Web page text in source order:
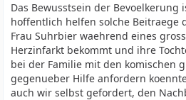
Das Bewusstsein der Bevoelkerung
hoffentlich helfen solche Beitraege
Frau Suhrbier waehrend eines
Herzinfarkt bekommt und ihre
bei der Familie mit den komischen
gegenueber Hilfe anfordern
auch wir selbst gefordert, den